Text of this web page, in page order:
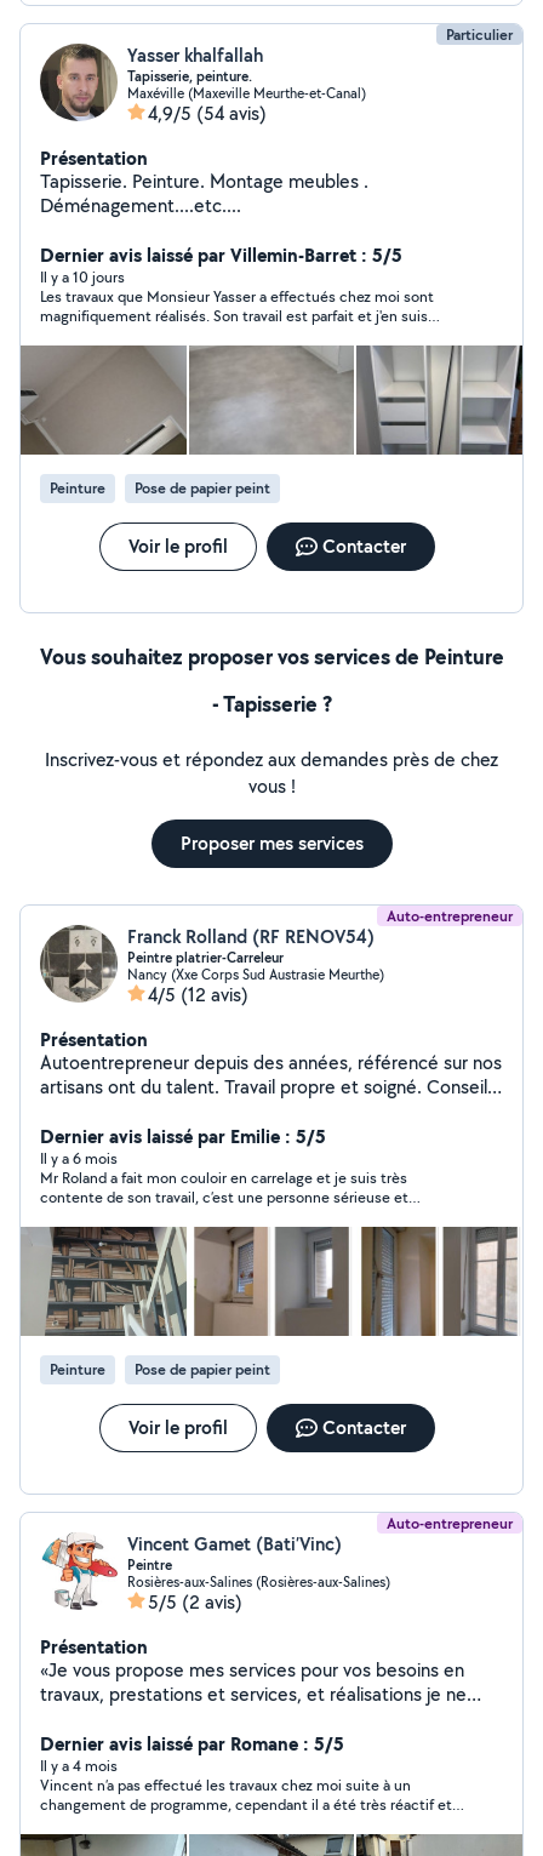
Particulier
Yasser khalfallah
Tapisserie, peinture.
Maxéville (Maxeville Meurthe-et-Canal)
4,9/5 (54 avis)
Présentation
Tapisserie. Peinture. Montage meubles .
Déménagement....etc....
Dernier avis laissé par Villemin-Barret : 5/5
Il y a 10 jours
Les travaux que Monsieur Yasser a effectués chez moi sont
magnifiquement réalisés. Son travail est parfait et j'en suis
et surtout très aimable. Je recommande ses services.
Peinture Pose de papier peint
Voir le profil Contacter
Vous souhaitez proposer vos services de Peinture
- Tapisserie ?
Inscrivez-vous et répondez aux demandes près de chez
vous !
Proposer mes services
Auto-entrepreneur
Franck Rolland (RF RENOV54)
Peintre platrier-Carreleur
Nancy (Xxe Corps Sud Austrasie Meurthe)
4/5 (12 avis)
Présentation
Autoentrepreneur depuis des années, référencé sur nos
artisans ont du talent. Travail propre et soigné. Conseils
engager des dépenses inutiles.
Dernier avis laissé par Emilie : 5/5
Il y a 6 mois
Mr Roland a fait mon couloir en carrelage et je suis très
contente de son travail, c’est une personne sérieuse et
Peinture Pose de papier peint
Voir le profil Contacter
Auto-entrepreneur
Vincent Gamet (Bati’Vinc)
Peintre
Rosières-aux-Salines (Rosières-aux-Salines)
5/5 (2 avis)
Présentation
«Je vous propose mes services pour vos besoins en
travaux, prestations et services, et réalisations je ne
exacte du besoin. Je me déplace sur le département.
RAPPEL : Les demandes en privé par un client se
trouvant hors de notre périmètre géographique ne
peuvent pas avoir une réponse.»
Dernier avis laissé par Romane : 5/5
Il y a 4 mois
Vincent n’a pas effectué les travaux chez moi suite à un
changement de programme, cependant il a été très réactif et
besoin vous aurez une réponse.